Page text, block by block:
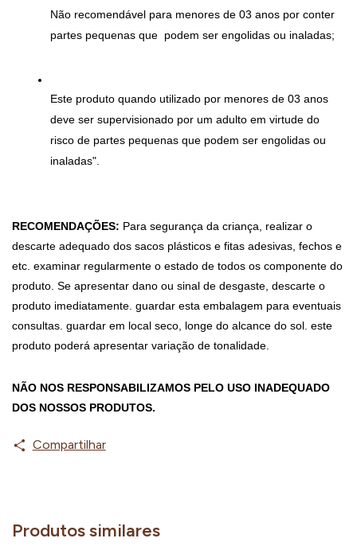
Não recomendável para menores de 03 anos por conter
partes pequenas que  podem ser engolidas ou inaladas;
Este produto quando utilizado por menores de 03 anos
deve ser supervisionado por um adulto em virtude do
risco de partes pequenas que podem ser engolidas ou
inaladas".
RECOMENDAÇÕES: Para segurança da criança, realizar o
descarte adequado dos sacos plásticos e fitas adesivas, fechos e
etc. examinar regularmente o estado de todos os componente do
produto. Se apresentar dano ou sinal de desgaste, descarte o
produto imediatamente. guardar esta embalagem para eventuais
consultas. guardar em local seco, longe do alcance do sol. este
produto poderá apresentar variação de tonalidade.
NÃO NOS RESPONSABILIZAMOS PELO USO INADEQUADO
DOS NOSSOS PRODUTOS.
Compartilhar
Produtos similares